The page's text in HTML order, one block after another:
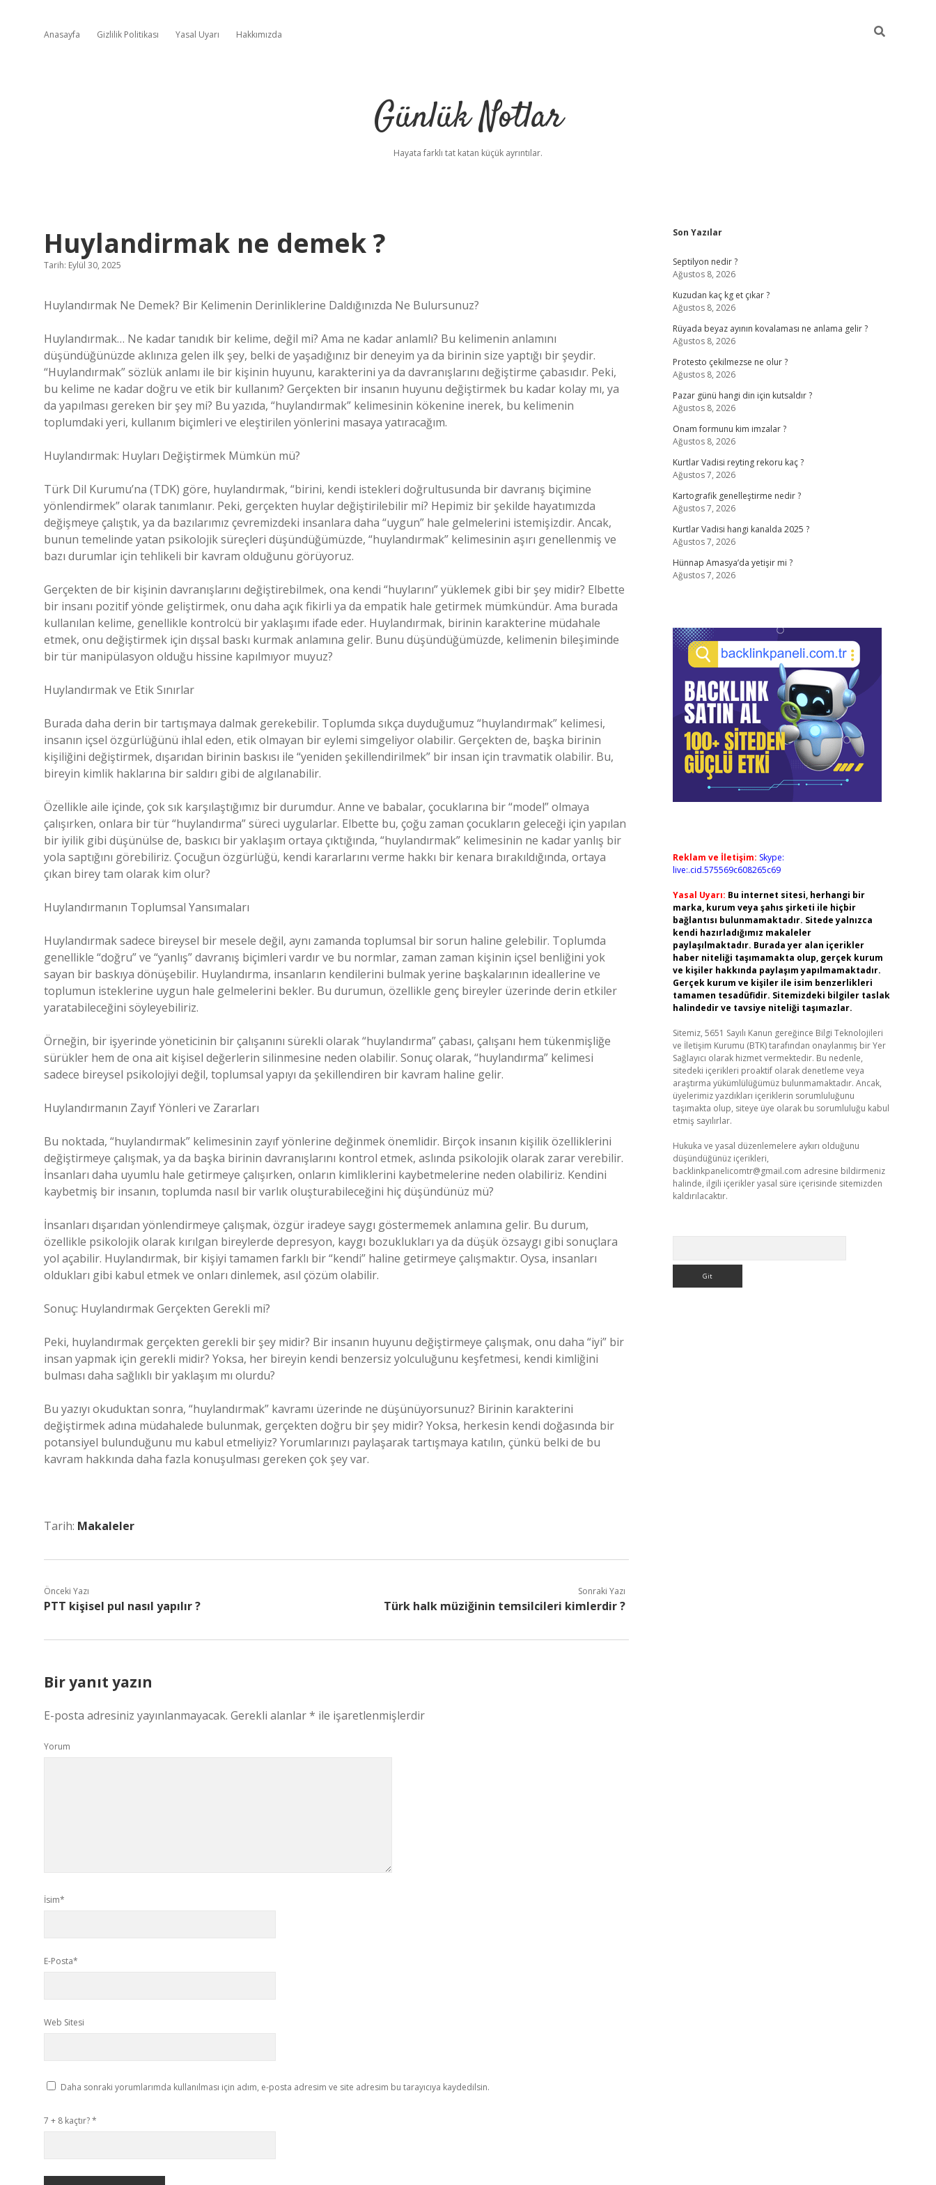
Anasayfa Gizlilik Politikası Yasal Uyarı Hakkımızda
Günlük Notlar
Hayata farklı tat katan küçük ayrıntılar.
Huylandirmak ne demek ?
Tarih: Eylül 30, 2025
Huylandırmak Ne Demek? Bir Kelimenin Derinliklerine Daldığınızda Ne Bulursunuz?
Huylandırmak… Ne kadar tanıdık bir kelime, değil mi? Ama ne kadar anlamlı? Bu kelimenin anlamını
düşündüğünüzde aklınıza gelen ilk şey, belki de yaşadığınız bir deneyim ya da birinin size yaptığı bir şeydir.
“Huylandırmak” sözlük anlamı ile bir kişinin huyunu, karakterini ya da davranışlarını değiştirme çabasıdır. Peki,
bu kelime ne kadar doğru ve etik bir kullanım? Gerçekten bir insanın huyunu değiştirmek bu kadar kolay mı, ya
da yapılması gereken bir şey mi? Bu yazıda, “huylandırmak” kelimesinin kökenine inerek, bu kelimenin
toplumdaki yeri, kullanım biçimleri ve eleştirilen yönlerini masaya yatıracağım.
Huylandırmak: Huyları Değiştirmek Mümkün mü?
Türk Dil Kurumu’na (TDK) göre, huylandırmak, “birini, kendi istekleri doğrultusunda bir davranış biçimine
yönlendirmek” olarak tanımlanır. Peki, gerçekten huylar değiştirilebilir mi? Hepimiz bir şekilde hayatımızda
değişmeye çalıştık, ya da bazılarımız çevremizdeki insanlara daha “uygun” hale gelmelerini istemişizdir. Ancak,
bunun temelinde yatan psikolojik süreçleri düşündüğümüzde, “huylandırmak” kelimesinin aşırı genellenmiş ve
bazı durumlar için tehlikeli bir kavram olduğunu görüyoruz.
Gerçekten de bir kişinin davranışlarını değiştirebilmek, ona kendi “huylarını” yüklemek gibi bir şey midir? Elbette
bir insanı pozitif yönde geliştirmek, onu daha açık fikirli ya da empatik hale getirmek mümkündür. Ama burada
kullanılan kelime, genellikle kontrolcü bir yaklaşımı ifade eder. Huylandırmak, birinin karakterine müdahale
etmek, onu değiştirmek için dışsal baskı kurmak anlamına gelir. Bunu düşündüğümüzde, kelimenin bileşiminde
bir tür manipülasyon olduğu hissine kapılmıyor muyuz?
Huylandırmak ve Etik Sınırlar
Burada daha derin bir tartışmaya dalmak gerekebilir. Toplumda sıkça duyduğumuz “huylandırmak” kelimesi,
insanın içsel özgürlüğünü ihlal eden, etik olmayan bir eylemi simgeliyor olabilir. Gerçekten de, başka birinin
kişiliğini değiştirmek, dışarıdan birinin baskısı ile “yeniden şekillendirilmek” bir insan için travmatik olabilir. Bu,
bireyin kimlik haklarına bir saldırı gibi de algılanabilir.
Özellikle aile içinde, çok sık karşılaştığımız bir durumdur. Anne ve babalar, çocuklarına bir “model” olmaya
çalışırken, onlara bir tür “huylandırma” süreci uygularlar. Elbette bu, çoğu zaman çocukların geleceği için yapılan
bir iyilik gibi düşünülse de, baskıcı bir yaklaşım ortaya çıktığında, “huylandırmak” kelimesinin ne kadar yanlış bir
yola saptığını görebiliriz. Çocuğun özgürlüğü, kendi kararlarını verme hakkı bir kenara bırakıldığında, ortaya
çıkan birey tam olarak kim olur?
Huylandırmanın Toplumsal Yansımaları
Huylandırmak sadece bireysel bir mesele değil, aynı zamanda toplumsal bir sorun haline gelebilir. Toplumda
genellikle “doğru” ve “yanlış” davranış biçimleri vardır ve bu normlar, zaman zaman kişinin içsel benliğini yok
sayan bir baskıya dönüşebilir. Huylandırma, insanların kendilerini bulmak yerine başkalarının ideallerine ve
toplumun isteklerine uygun hale gelmelerini bekler. Bu durumun, özellikle genç bireyler üzerinde derin etkiler
yaratabileceğini söyleyebiliriz.
Örneğin, bir işyerinde yöneticinin bir çalışanını sürekli olarak “huylandırma” çabası, çalışanı hem tükenmişliğe
sürükler hem de ona ait kişisel değerlerin silinmesine neden olabilir. Sonuç olarak, “huylandırma” kelimesi
sadece bireysel psikolojiyi değil, toplumsal yapıyı da şekillendiren bir kavram haline gelir.
Huylandırmanın Zayıf Yönleri ve Zararları
Bu noktada, “huylandırmak” kelimesinin zayıf yönlerine değinmek önemlidir. Birçok insanın kişilik özelliklerini
değiştirmeye çalışmak, ya da başka birinin davranışlarını kontrol etmek, aslında psikolojik olarak zarar verebilir.
İnsanları daha uyumlu hale getirmeye çalışırken, onların kimliklerini kaybetmelerine neden olabiliriz. Kendini
kaybetmiş bir insanın, toplumda nasıl bir varlık oluşturabileceğini hiç düşündünüz mü?
İnsanları dışarıdan yönlendirmeye çalışmak, özgür iradeye saygı göstermemek anlamına gelir. Bu durum,
özellikle psikolojik olarak kırılgan bireylerde depresyon, kaygı bozuklukları ya da düşük özsaygı gibi sonuçlara
yol açabilir. Huylandırmak, bir kişiyi tamamen farklı bir “kendi” haline getirmeye çalışmaktır. Oysa, insanları
oldukları gibi kabul etmek ve onları dinlemek, asıl çözüm olabilir.
Sonuç: Huylandırmak Gerçekten Gerekli mi?
Peki, huylandırmak gerçekten gerekli bir şey midir? Bir insanın huyunu değiştirmeye çalışmak, onu daha “iyi” bir
insan yapmak için gerekli midir? Yoksa, her bireyin kendi benzersiz yolculuğunu keşfetmesi, kendi kimliğini
bulması daha sağlıklı bir yaklaşım mı olurdu?
Bu yazıyı okuduktan sonra, “huylandırmak” kavramı üzerinde ne düşünüyorsunuz? Birinin karakterini
değiştirmek adına müdahalede bulunmak, gerçekten doğru bir şey midir? Yoksa, herkesin kendi doğasında bir
potansiyel bulunduğunu mu kabul etmeliyiz? Yorumlarınızı paylaşarak tartışmaya katılın, çünkü belki de bu
kavram hakkında daha fazla konuşulması gereken çok şey var.
Tarih: Makaleler
Önceki Yazı
PTT kişisel pul nasıl yapılır ?
Sonraki Yazı
Türk halk müziğinin temsilcileri kimlerdir ?
Bir yanıt yazın
E-posta adresiniz yayınlanmayacak. Gerekli alanlar* ile işaretlenmişlerdir
Yorum
İsim*
E-Posta*
Web Sitesi
Daha sonraki yorumlarımda kullanılması için adım, e-posta adresim ve site adresim bu tarayıcıya kaydedilsin.
7 + 8 kaçtır?*
Sidebar
Son Yazılar
Septilyon nedir ?
Ağustos 8, 2026
Kuzudan kaç kg et çıkar ?
Ağustos 8, 2026
Rüyada beyaz ayının kovalaması ne anlama gelir ?
Ağustos 8, 2026
Protesto çekilmezse ne olur ?
Ağustos 8, 2026
Pazar günü hangi din için kutsaldır ?
Ağustos 8, 2026
Onam formunu kim imzalar ?
Ağustos 8, 2026
Kurtlar Vadisi reyting rekoru kaç ?
Ağustos 7, 2026
Kartografik genelleştirme nedir ?
Ağustos 7, 2026
Kurtlar Vadisi hangi kanalda 2025 ?
Ağustos 7, 2026
Hünnap Amasya’da yetişir mi ?
Ağustos 7, 2026
Reklam ve İletişim: Skype:
live:.cid.575569c608265c69
Yasal Uyarı: Bu internet sitesi, herhangi bir
marka, kurum veya şahıs şirketi ile hiçbir
bağlantısı bulunmamaktadır. Sitede yalnızca
kendi hazırladığımız makaleler
paylaşılmaktadır. Burada yer alan içerikler
haber niteliği taşımamakta olup, gerçek kurum
ve kişiler hakkında paylaşım yapılmamaktadır.
Gerçek kurum ve kişiler ile isim benzerlikleri
tamamen tesadüfidir. Sitemizdeki bilgiler taslak
halindedir ve tavsiye niteliği taşımazlar.
Sitemiz, 5651 Sayılı Kanun gereğince Bilgi Teknolojileri
ve İletişim Kurumu (BTK) tarafından onaylanmış bir Yer
Sağlayıcı olarak hizmet vermektedir. Bu nedenle,
sitedeki içerikleri proaktif olarak denetleme veya
araştırma yükümlülüğümüz bulunmamaktadır. Ancak,
üyelerimiz yazdıkları içeriklerin sorumluluğunu
taşımakta olup, siteye üye olarak bu sorumluluğu kabul
etmiş sayılırlar.
Hukuka ve yasal düzenlemelere aykırı olduğunu
düşündüğünüz içerikleri,
backlinkpanelicomtr@gmail.com adresine bildirmeniz
halinde, ilgili içerikler yasal süre içerisinde sitemizden
kaldırılacaktır.